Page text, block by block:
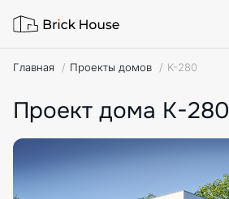
Главная Проекты домов K-280
Проект дома K-280